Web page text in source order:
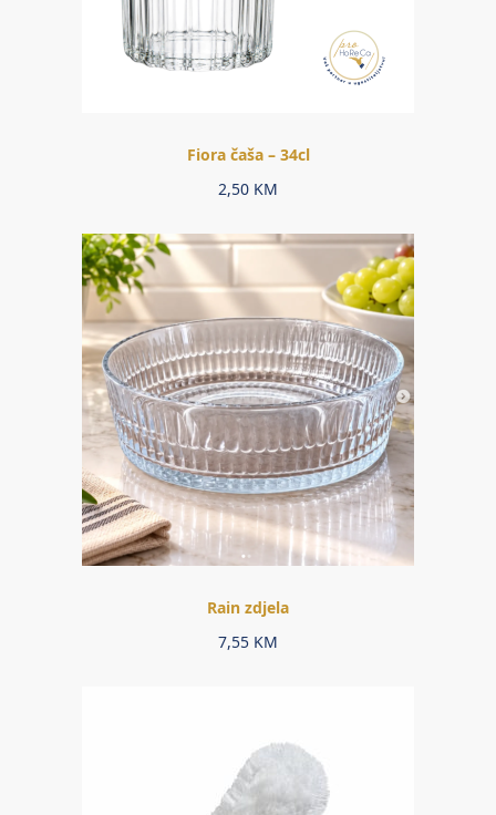
Fiora čaša – 34cl
2,50 KM
Rain zdjela
7,55 KM